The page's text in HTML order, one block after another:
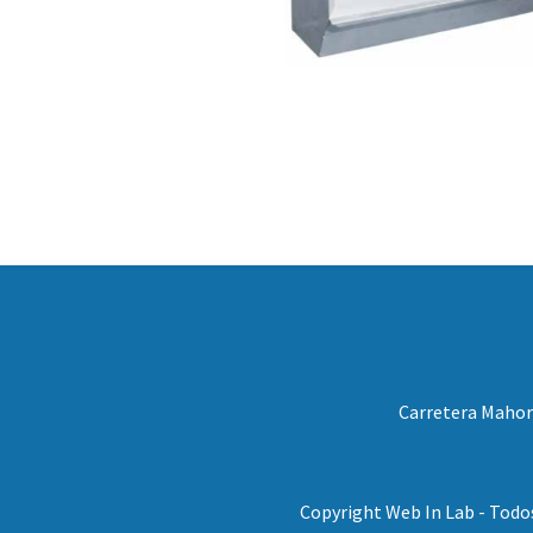
Carretera
Copyright Web In Lab -